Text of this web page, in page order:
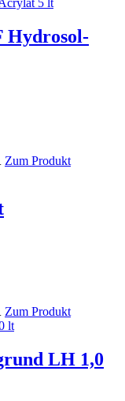
Hydrosol-
Zum Produkt
Zum ProduktDieses
mehrere
Varianten
LH 1,0